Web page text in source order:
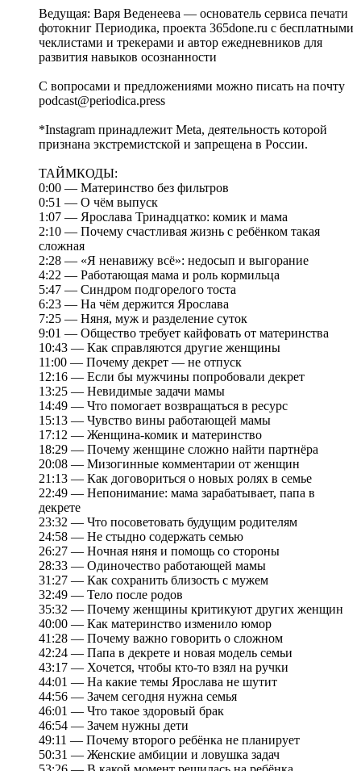
Ведущая: Варя Веденеева — основатель сервиса печати
фотокниг Периодика, проекта 365done.ru с бесплатными
чеклистами и трекерами и автор ежедневников для
развития навыков осознанности
С вопросами и предложениями можно писать на почту
podcast@periodica.press
*Instagram принадлежит Meta, деятельность которой
признана экстремистской и запрещена в России.
ТАЙМКОДЫ:
0:00 — Материнство без фильтров
0:51 — О чём выпуск
1:07 — Ярослава Тринадцатко: комик и мама
2:10 — Почему счастливая жизнь с ребёнком такая
сложная
2:28 — «Я ненавижу всё»: недосып и выгорание
4:22 — Работающая мама и роль кормильца
5:47 — Синдром подгорелого тоста
6:23 — На чём держится Ярослава
7:25 — Няня, муж и разделение суток
9:01 — Общество требует кайфовать от материнства
10:43 — Как справляются другие женщины
11:00 — Почему декрет — не отпуск
12:16 — Если бы мужчины попробовали декрет
13:25 — Невидимые задачи мамы
14:49 — Что помогает возвращаться в ресурс
15:13 — Чувство вины работающей мамы
17:12 — Женщина-комик и материнство
18:29 — Почему женщине сложно найти партнёра
20:08 — Мизогинные комментарии от женщин
21:13 — Как договориться о новых ролях в семье
22:49 — Непонимание: мама зарабатывает, папа в
декрете
23:32 — Что посоветовать будущим родителям
24:58 — Не стыдно содержать семью
26:27 — Ночная няня и помощь со стороны
28:33 — Одиночество работающей мамы
31:27 — Как сохранить близость с мужем
32:49 — Тело после родов
35:32 — Почему женщины критикуют других женщин
40:00 — Как материнство изменило юмор
41:28 — Почему важно говорить о сложном
42:24 — Папа в декрете и новая модель семьи
43:17 — Хочется, чтобы кто-то взял на ручки
44:01 — На какие темы Ярослава не шутит
44:56 — Зачем сегодня нужна семья
46:01 — Что такое здоровый брак
46:54 — Зачем нужны дети
49:11 — Почему второго ребёнка не планирует
50:31 — Женские амбиции и ловушка задач